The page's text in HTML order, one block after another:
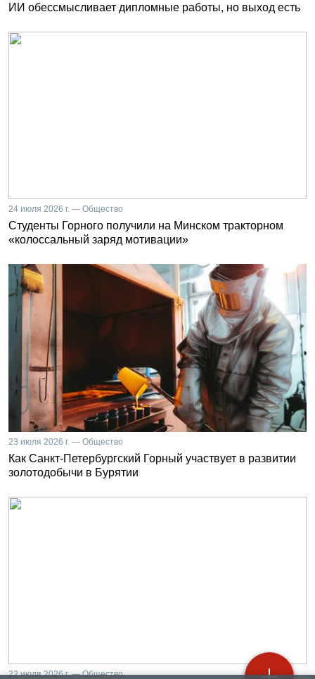
ИИ обессмысливает дипломные работы, но выход есть
24 июля 2026 г. — Общество
Студенты Горного получили на Минском тракторном
«колоссальный заряд мотивации»
23 июля 2026 г. — Общество
Как Санкт-Петербургский Горный участвует в развитии
золотодобычи в Бурятии
22 июля 2026 г. — Общество